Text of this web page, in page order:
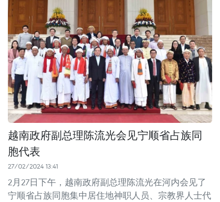
越南政府副总理陈流光会见宁顺省占族同
胞代表
27/02/2024 13:41
2月27日下午，越南政府副总理陈流光在河内会见了
宁顺省占族同胞集中居住地神职人员、宗教界人士代